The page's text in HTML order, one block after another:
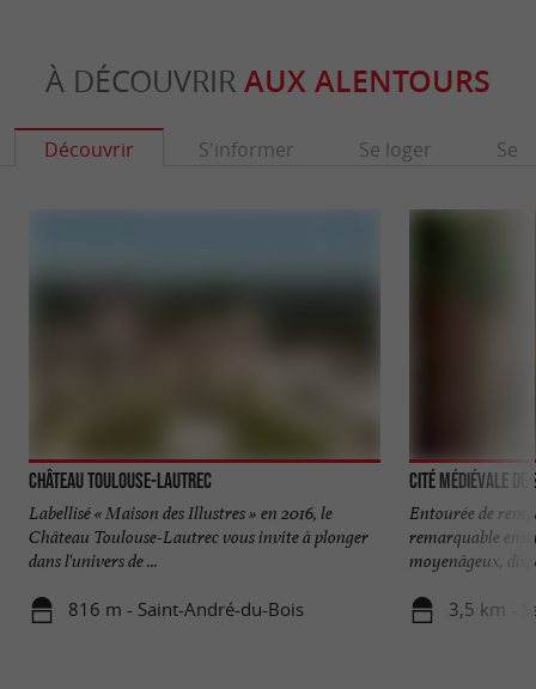
À DÉCOUVRIR AUX ALENTOURS
Découvrir S'informer Se loger Se
Château Toulouse-Lautrec
Labellisé « Maison des Illustres » en 2016, le
Château Toulouse-Lautrec vous invite à plonger
dans l'univers de ...
816 m - Saint-André-du-Bois
Cité médiévale
Entourée de
remarquable
moyenâgeux,
3,5 km -